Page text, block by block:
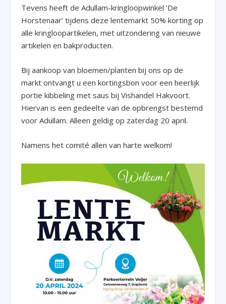
Tevens heeft de Adullam-kringloopwinkel ‘De
Horstenaar’ tijdens deze lentemarkt 50% korting op
alle kringloopartikelen, met uitzondering van nieuwe
artikelen en bakproducten.
Bij aankoop van bloemen/planten bij ons op de
markt ontvangt u een kortingsbon voor een heerlijk
portie kibbeling met saus bij Vishandel Hakvoort.
Hiervan is een gedeelte van de opbrengst bestemd
voor Adullam. Alleen geldig op zaterdag 20 april.
Namens het comité allen van harte welkom!